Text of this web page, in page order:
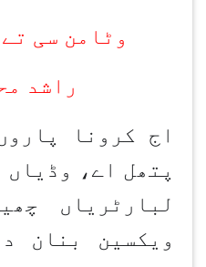
وٹامن سی
راشد
اج کرونا
پتھل اے،
لبارٹریاں
ویکسین بنان